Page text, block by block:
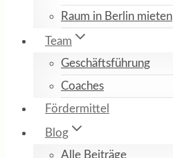
Raum in Berlin mieten
Team
Geschäftsführung
Coaches
Fördermittel
Blog
Alle Beiträge